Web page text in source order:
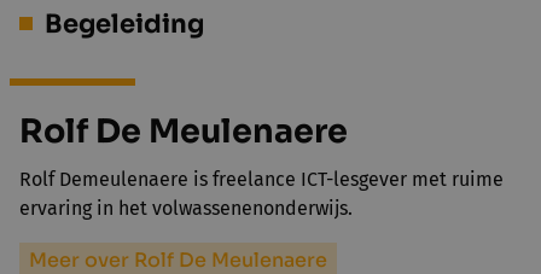
Begeleiding
Rolf De Meulenaere
Rolf Demeulenaere is freelance ICT-lesgever met ruime
ervaring in het volwassenenonderwijs.
Meer over Rolf De Meulenaere